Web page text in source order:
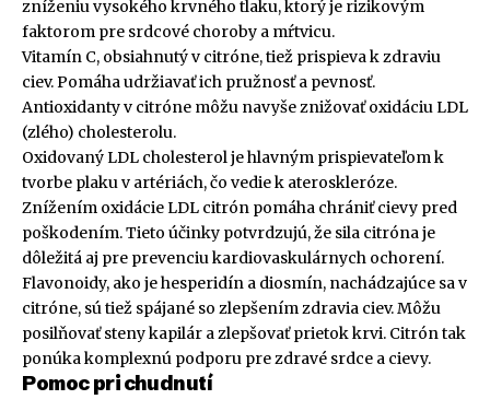
zníženiu vysokého krvného tlaku, ktorý je rizikovým
faktorom pre srdcové choroby a mŕtvicu.
Vitamín C, obsiahnutý v citróne, tiež prispieva k zdraviu
ciev. Pomáha udržiavať ich pružnosť a pevnosť.
Antioxidanty v citróne môžu navyše znižovať oxidáciu LDL
(zlého) cholesterolu.
Oxidovaný LDL cholesterol je hlavným prispievateľom k
tvorbe plaku v artériách, čo vedie k ateroskleróze.
Znížením oxidácie LDL citrón pomáha chrániť cievy pred
poškodením. Tieto účinky potvrdzujú, že sila citróna je
dôležitá aj pre prevenciu kardiovaskulárnych ochorení.
Flavonoidy, ako je hesperidín a diosmín, nachádzajúce sa v
citróne, sú tiež spájané so zlepšením zdravia ciev. Môžu
posilňovať steny kapilár a zlepšovať prietok krvi. Citrón tak
ponúka komplexnú podporu pre zdravé srdce a cievy.
Pomoc pri chudnutí